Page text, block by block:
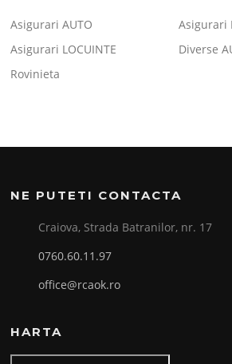
Asigurari AUTO
Asigurari
Asigurari LOCUINTE
Diverse
Rovinieta
NE PUTETI CONTACTA
Craiova, Strada Batranilor, nr. 17
0760.60.11.97
office@rcaok.ro
HARTA